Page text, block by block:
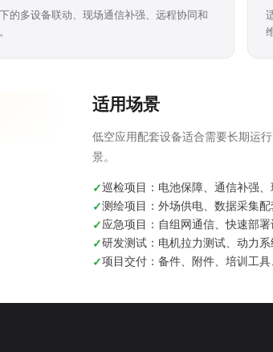
的多设备联动、现场通信补强、远程协同和
适用场景
低空应用配套设备适合需要长期运
景。
巡检项目：电池保障、通信补强
测绘项目：外场供电、数据采集
应急项目：自组网通信、快速部
研发测试：电机拉力测试、动力
项目交付：备件、附件、培训工